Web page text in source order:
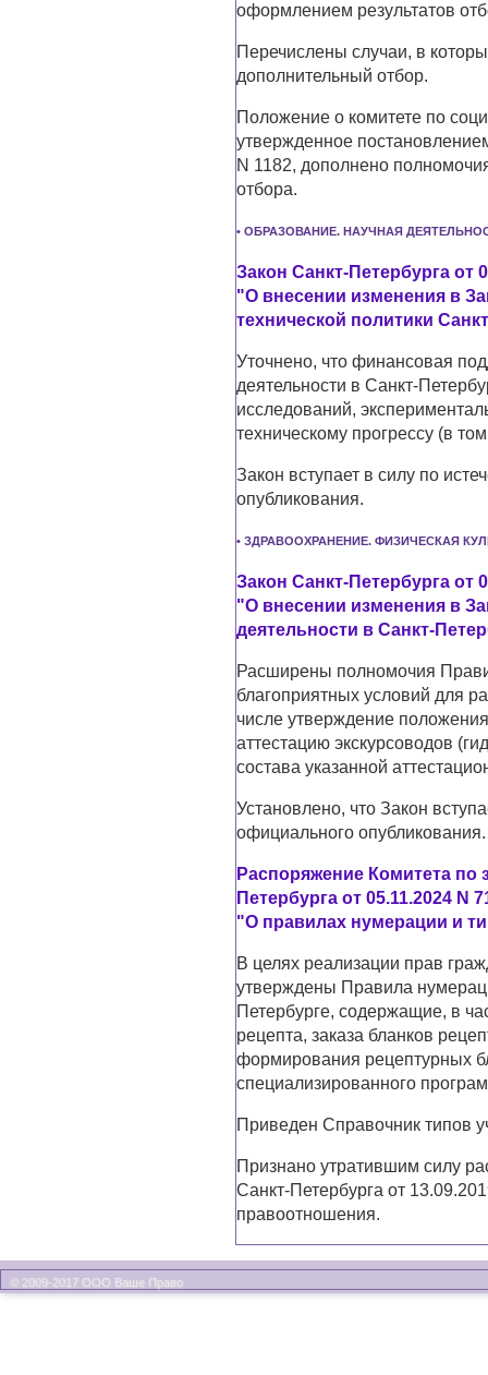
оформлением результатов
Перечислены случаи, в
дополнительный отбор.
Положение о комитете по
утвержденное
N 1182, дополнено
отбора.
• ОБРАЗОВАНИЕ. НАУЧНАЯ
Закон Санкт-Петербурга от
"О внесении изменения в
технической политики
Уточнено, что финансовая
деятельности в Санкт-
исследований,
техническому прогрессу (в
Закон вступает в силу по
опубликования.
• ЗДРАВООХРАНЕНИЕ. ФИЗИЧЕСКАЯ
Закон Санкт-Петербурга от
"О внесении изменения в
деятельности в Санкт-
Расширены полномочия
благоприятных условий для
числе утверждение
аттестацию экскурсоводов
состава указанной
Установлено, что Закон
официального опубликования.
Распоряжение Комитета по
Петербурга от 05.11.2024 N
"О правилах нумерации и
В целях реализации прав
утверждены Правила
Петербурге, содержащие, в
рецепта, заказа бланков
формирования рецептурных
специализированного
Приведен Справочник типов
Признано утратившим силу
Санкт-Петербурга от
правоотношения.
© 2009-2017 ООО Ваше Право